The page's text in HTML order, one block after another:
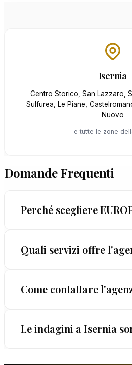
Isernia
Centro Storico, San Lazzaro,
Sulfurea, Le Piane,
Nuovo
e tutte le zone
Domande Frequenti
Perché scegliere
A Isernia, la differenza la
Quali servizi offre
I servizi disponibili a
Come contattare
Contattaci tramite il
Le indagini a Isernia